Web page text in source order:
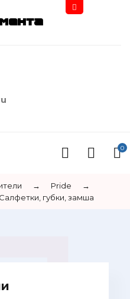
0
→ Pride
→
Салфетки, губки, замша